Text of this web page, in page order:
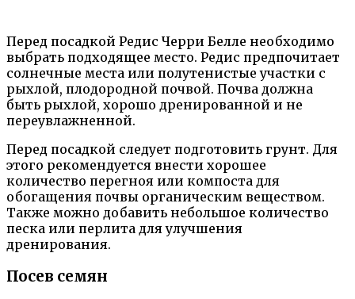
Перед посадкой Редис Черри Белле необходимо
выбрать подходящее место. Редис предпочитает
солнечные места или полутенистые участки с
рыхлой, плодородной почвой. Почва должна
быть рыхлой, хорошо дренированной и не
переувлажненной.
Перед посадкой следует подготовить грунт. Для
этого рекомендуется внести хорошее
количество перегноя или компоста для
обогащения почвы органическим веществом.
Также можно добавить небольшое количество
песка или перлита для улучшения
дренирования.
Посев семян